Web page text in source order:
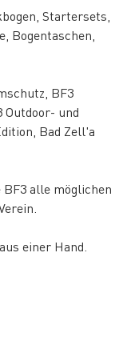
Startersets,
Bogentaschen,
BF3
Outdoor- und
Bad Zell'a
alle möglichen
einer Hand.